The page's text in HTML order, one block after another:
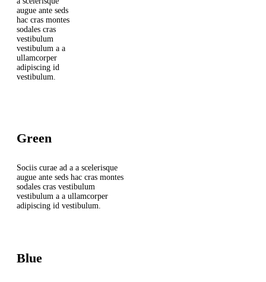
augue ante seds
hac cras montes
sodales cras
vestibulum
vestibulum a a
ullamcorper
adipiscing id
vestibulum.
Green
Sociis curae ad a a scelerisque
augue ante seds hac cras montes
sodales cras vestibulum
vestibulum a a ullamcorper
adipiscing id vestibulum.
Blue